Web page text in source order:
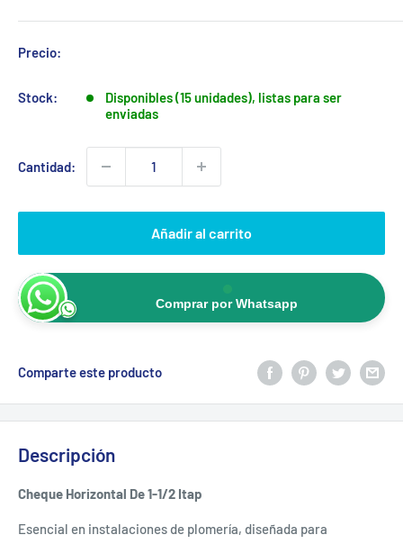
Precio:
Stock:
Disponibles (15 unidades), listas para ser
enviadas
Cantidad:
Añadir al carrito
Comprar por Whatsapp
Comparte este producto
Descripción
Cheque Horizontal De 1-1/2 Itap
Esencial en instalaciones de plomería, diseñada para